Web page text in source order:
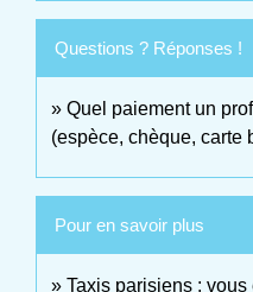
Questions ? Réponses !
Quel paiement un
(espèce, chèque, carte
Pour en savoir plus
Taxis parisiens :